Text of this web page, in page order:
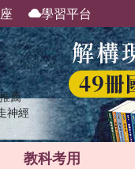
學習平台
薦
神經
教科考用